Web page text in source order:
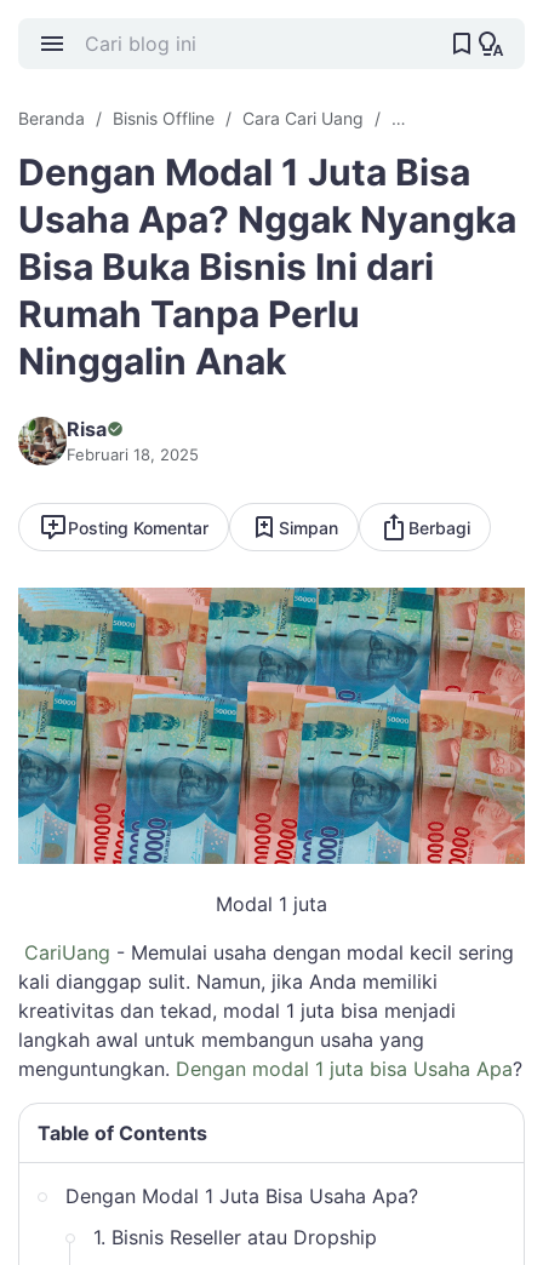
Beranda Bisnis Offline Cara Cari Uang Cari Uang Offline
Dengan Modal 1 Juta Bisa
Usaha Apa? Nggak Nyangka
Bisa Buka Bisnis Ini dari
Rumah Tanpa Perlu
Ninggalin Anak
Risa
Februari 18, 2025
Posting Komentar Simpan Berbagi
Modal 1 juta
CariUang - Memulai usaha dengan modal kecil sering
kali dianggap sulit. Namun, jika Anda memiliki
kreativitas dan tekad, modal 1 juta bisa menjadi
langkah awal untuk membangun usaha yang
menguntungkan. Dengan modal 1 juta bisa Usaha Apa?
Table of Contents
Dengan Modal 1 Juta Bisa Usaha Apa?
1. Bisnis Reseller atau Dropship